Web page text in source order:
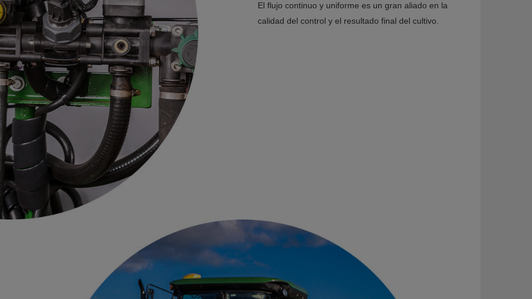
El flujo continuo y uniforme es un gran aliado en la
calidad del control y el resultado final del cultivo.